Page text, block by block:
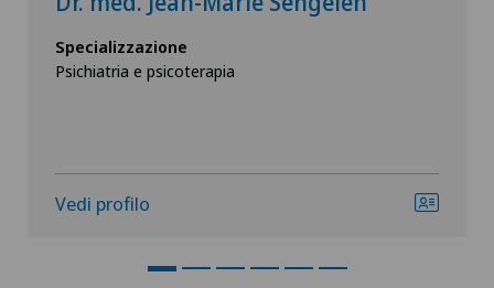
Specializzazione
Psichiatria e psicoterapia
Vedi profilo